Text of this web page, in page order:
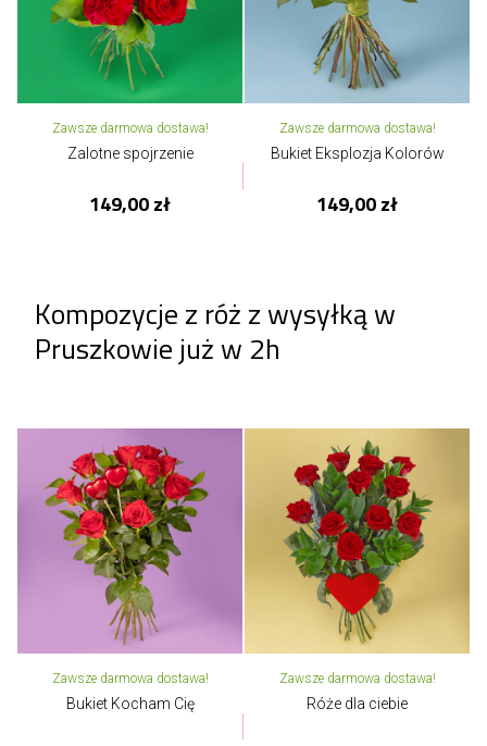
Zawsze darmowa dostawa!
Zalotne spojrzenie
149,00 zł
Zawsze darmowa dostawa!
Bukiet Eksplozja Kolorów
149,00 zł
Kompozycje z róż z wysyłką w
Pruszkowie już w 2h
Zawsze darmowa dostawa!
Bukiet Kocham Cię
Zawsze darmowa dostawa!
Róże dla ciebie